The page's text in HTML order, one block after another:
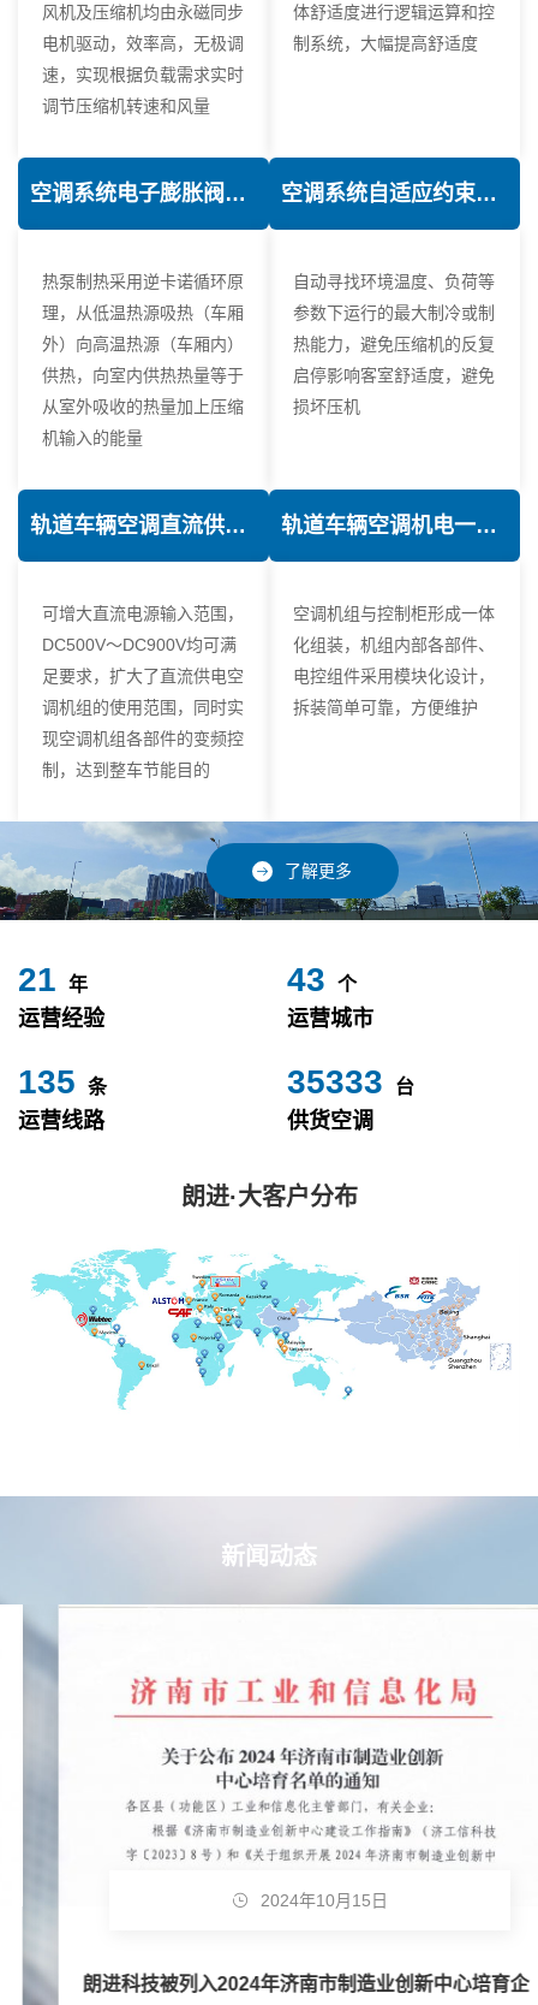
风机及压缩机均由永磁同步
电机驱动，效率高，无极调
速，实现根据负载需求实时
调节压缩机转速和风量
体舒适度进行逻辑运算和控
制系统，大幅提高舒适度
空调系统电子膨胀阀热力学优化技术
热泵制热采用逆卡诺循环原
理，从低温热源吸热（车厢
外）向高温热源（车厢内）
供热，向室内供热热量等于
从室外吸收的热量加上压缩
机输入的能量
空调系统自适应约束控制技术
自动寻找环境温度、负荷等
参数下运行的最大制冷或制
热能力，避免压缩机的反复
启停影响客室舒适度，避免
损坏压机
轨道车辆空调直流供电技术
可增大直流电源输入范围，
DC500V～DC900V均可满
足要求，扩大了直流供电空
调机组的使用范围，同时实
现空调机组各部件的变频控
制，达到整车节能目的
轨道车辆空调机电一体化技术
空调机组与控制柜形成一体
化组装，机组内部各部件、
电控组件采用模块化设计，
拆装简单可靠，方便维护
了解更多
24 年
运营经验
49 个
运营城市
153 条
运营线路
40000 台
供货空调
朗进·大客户分布
新闻动态
2024年10月15日
朗进科技被列入2024年济南市制造业创新中心培育企